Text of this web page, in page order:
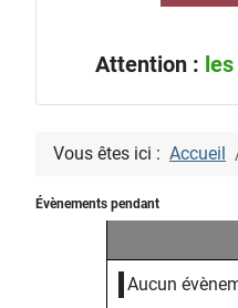
Attention :
Vous êtes ici : Accueil
Évènements pendant
Aucun